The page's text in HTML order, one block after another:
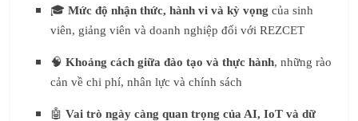
🎓Mức độ nhận thức, hành vi và kỳ vọng của sinh
viên, giảng viên và doanh nghiệp đối với REZCET
🧠Khoảng cách giữa đào tạo và thực hành, những rào
cản về chi phí, nhân lực và chính sách
🤖Vai trò ngày càng quan trọng của AI, IoT và dữ